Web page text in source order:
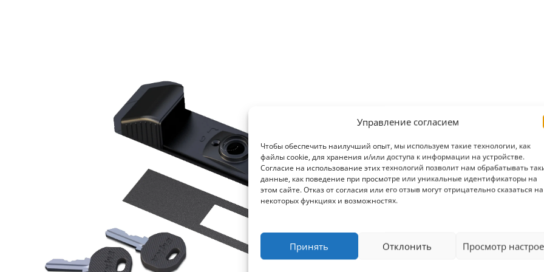
Управление согласием
Чтобы обеспечить наилучший опыт, мы используем такие технологии, как
файлы cookie, для хранения и/или доступа к информации на устройстве.
Согласие на использование этих технологий позволит нам обрабатывать
данные, как поведение при просмотре или уникальные идентификаторы на
этом сайте. Отказ от согласия или его отзыв могут отрицательно сказаться на
некоторых функциях и возможностях.
Принять Отклонить Просмотр